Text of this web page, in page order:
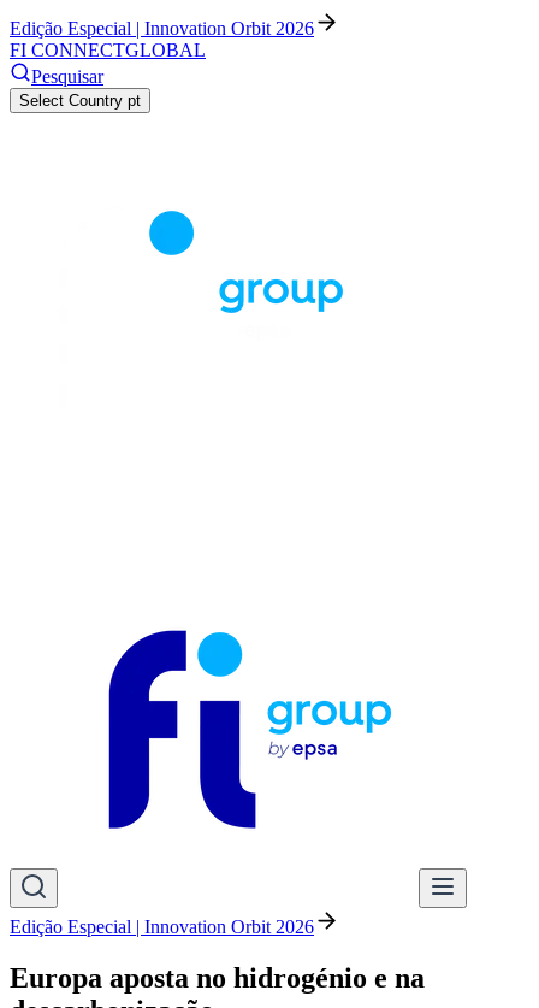
Edição Especial | Innovation Orbit 2026
FI CONNECTGLOBAL
Pesquisar
Select Country pt
Edição Especial | Innovation Orbit 2026
Europa aposta no hidrogénio e na